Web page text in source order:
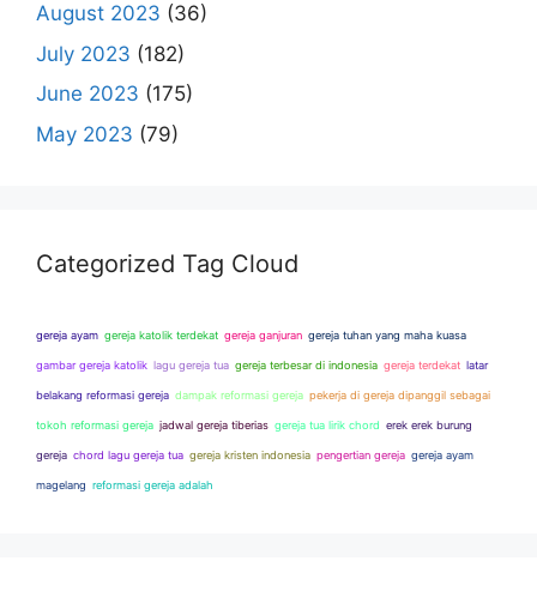
August 2023 (36)
July 2023 (182)
June 2023 (175)
May 2023 (79)
Categorized Tag Cloud
gereja ayam gereja katolik terdekat gereja ganjuran gereja tuhan yang maha kuasa
gambar gereja katolik lagu gereja tua gereja terbesar di indonesia gereja terdekat latar
belakang reformasi gereja dampak reformasi gereja pekerja di gereja dipanggil sebagai
tokoh reformasi gereja jadwal gereja tiberias gereja tua lirik chord erek erek burung
gereja chord lagu gereja tua gereja kristen indonesia pengertian gereja gereja ayam
magelang reformasi gereja adalah